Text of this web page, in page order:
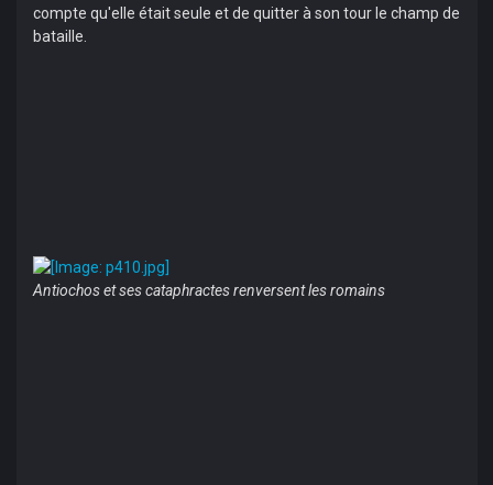
compte qu'elle était seule et de quitter à son tour le champ de
bataille.
Antiochos et ses cataphractes renversent les romains